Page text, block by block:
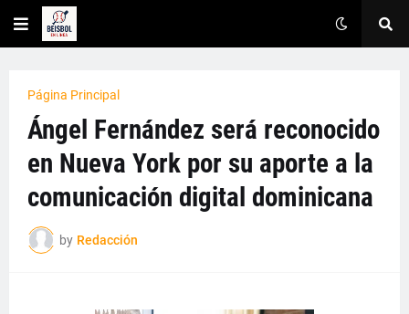
Página Principal
Ángel Fernández será reconocido
en Nueva York por su aporte a la
comunicación digital dominicana
by Redacción